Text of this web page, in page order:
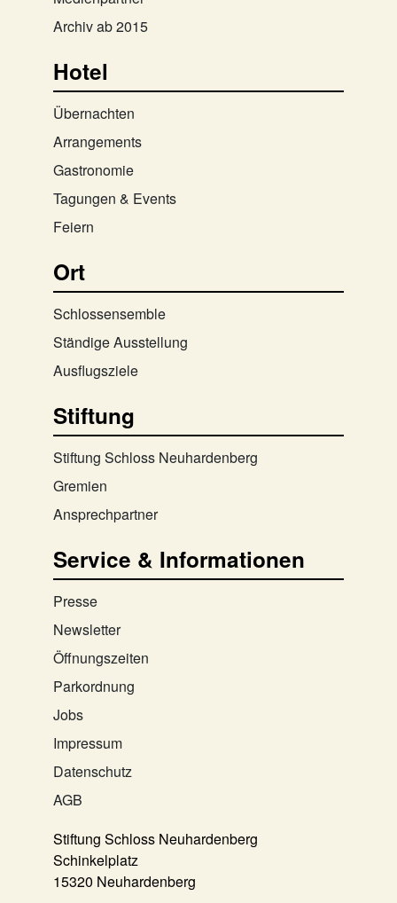
Archiv ab 2015
Hotel
Übernachten
Arrangements
Gastronomie
Tagungen & Events
Feiern
Ort
Schlossensemble
Ständige Ausstellung
Ausflugsziele
Stiftung
Stiftung Schloss Neuhardenberg
Gremien
Ansprechpartner
Service & Informationen
Presse
Newsletter
Öffnungszeiten
Parkordnung
Jobs
Impressum
Datenschutz
AGB
Stiftung Schloss Neuhardenberg
Schinkelplatz
15320 Neuhardenberg